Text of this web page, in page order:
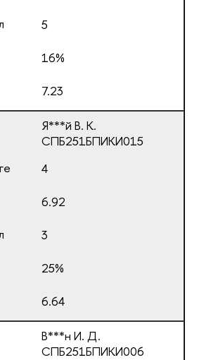
5
16%
7.23
Я***й В. К.
СПБ251БПИКИ015
4
6.92
3
25%
6.64
В***н И. Д.
СПБ251БПИКИ006